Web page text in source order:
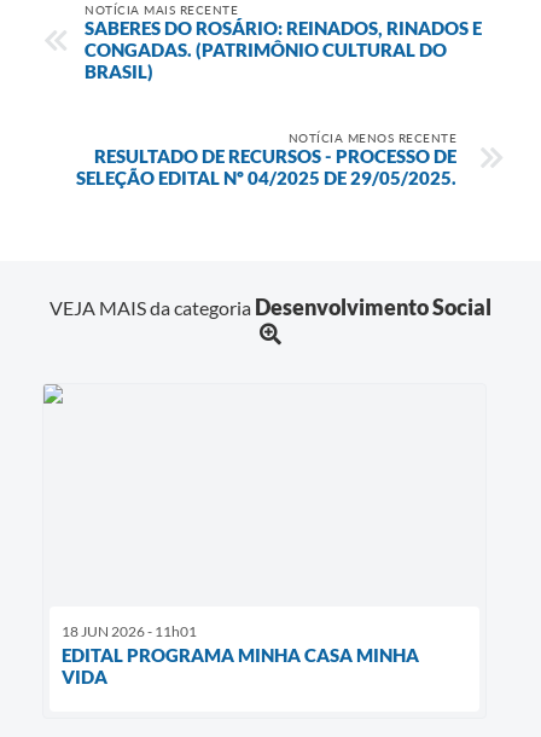
NOTÍCIA MAIS RECENTE
SABERES DO ROSÁRIO: REINADOS, RINADOS E
CONGADAS. (PATRIMÔNIO CULTURAL DO
BRASIL)
NOTÍCIA MENOS RECENTE
RESULTADO DE RECURSOS - PROCESSO DE
SELEÇÃO EDITAL Nº 04/2025 DE 29/05/2025.
VEJA MAIS da categoria Desenvolvimento Social
18 JUN 2026 - 11h01
EDITAL PROGRAMA MINHA CASA MINHA
VIDA